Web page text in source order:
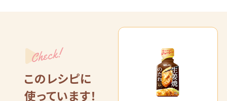
Check!
このレシピに
使っています！